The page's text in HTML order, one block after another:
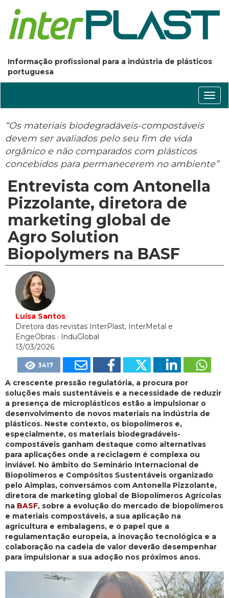
Informação profissional para a indústria de plásticos
portuguesa
“Os materiais biodegradáveis-compostáveis
devem ser avaliados pelo seu fim de vida
orgânico e não comparados com plásticos
concebidos para permanecerem no ambiente”
Entrevista com Antonella
Pizzolante, diretora de
marketing global de
Agro Solution
Biopolymers na BASF
Luísa Santos
Diretora das revistas InterPlast, InterMetal e
EngeObras · InduGlobal
13/03/2026
3417
A crescente pressão regulatória, a procura por
soluções mais sustentáveis e a necessidade de reduzir
a presença de microplásticos estão a impulsionar o
desenvolvimento de novos materiais na indústria de
plásticos. Neste contexto, os biopolímeros e,
especialmente, os materiais biodegradáveis-
compostáveis ganham destaque como alternativas
para aplicações onde a reciclagem é complexa ou
inviável. No âmbito do Seminário Internacional de
Biopolímeros e Compósitos Sustentáveis organizado
pelo Aimplas, conversámos com Antonella Pizzolante,
diretora de marketing global de Biopolímeros Agrícolas
na BASF, sobre a evolução do mercado de biopolímeros
e materiais compostáveis, a sua aplicação na
agricultura e embalagens, e o papel que a
regulamentação europeia, a inovação tecnológica e a
colaboração na cadeia de valor deverão desempenhar
para impulsionar a sua adoção nos próximos anos.